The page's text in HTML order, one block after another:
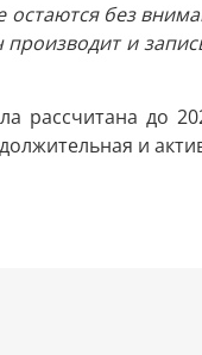
без
и
рассчитана до
и